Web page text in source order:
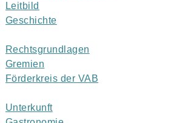
Leitbild
Geschichte
Rechtsgrundlagen
Gremien
Förderkreis der VAB
Unterkunft